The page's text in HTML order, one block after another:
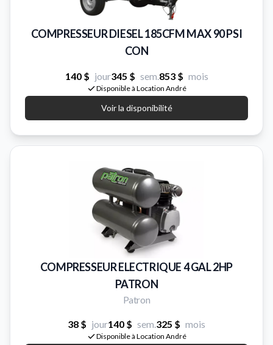
COMPRESSEUR DIESEL 185CFM MAX 90 PSI
CON
140 $ jour345 $ sem.853 $ mois
Disponible à Location André
Voir la disponibilité
COMPRESSEUR ELECTRIQUE 4 GAL 2HP
PATRON
Patron
38 $ jour140 $ sem.325 $ mois
Disponible à Location André